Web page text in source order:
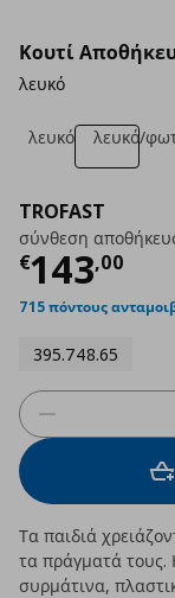
TROFAST
σύνθεση
€143,00
715 πόντους
395.748.65
Κουτί
λευκό
λευκό λευκό/
Τα παιδιά
τα πράγματά τους.
συρμάτινα,